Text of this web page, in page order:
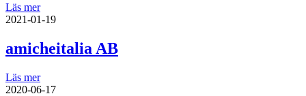
Läs mer
2021-01-19
amicheitalia AB
Läs mer
2020-06-17